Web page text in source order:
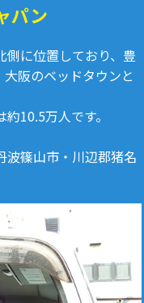
パン
に位置しており、豊
阪のベッドタウンと
10.5万人です。
波篠山市・川辺郡猪名